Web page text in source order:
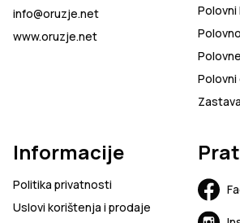
info@oruzje.net
www.oruzje.net
Polovni
Polovni
Informacije
Politika privatnosti
Uslovi korištenja i prodaje